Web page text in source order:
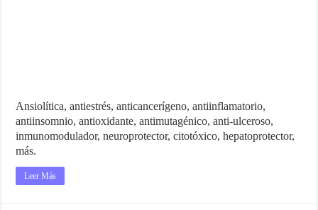
Ansiolítica, antiestrés, anticancerígeno, antiinflamatorio,
antiinsomnio, antioxidante, antimutagénico, anti-ulceroso,
inmunomodulador, neuroprotector, citotóxico, hepatoprotector,
más.
Leer Más